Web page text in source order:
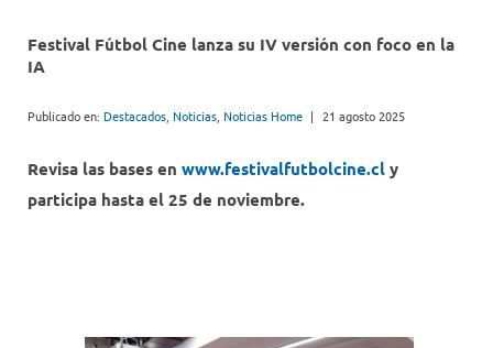
Festival Fútbol Cine lanza su IV versión con foco en la
IA
Publicado en: Destacados Noticias Noticias Home | 21 agosto 2025
Revisa las bases en www.festivalfutbolcine.cl y
participa hasta el 25 de noviembre.